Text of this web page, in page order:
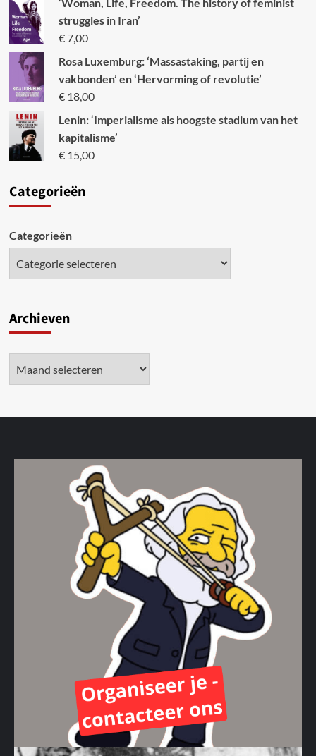
struggles in Iran’
€7,00
Rosa Luxemburg: ‘Massastaking, partij en
vakbonden’ en ‘Hervorming of revolutie’
€18,00
Lenin: ‘Imperialisme als hoogste stadium van het
kapitalisme’
€15,00
Categorieën
Categorieën
Archieven